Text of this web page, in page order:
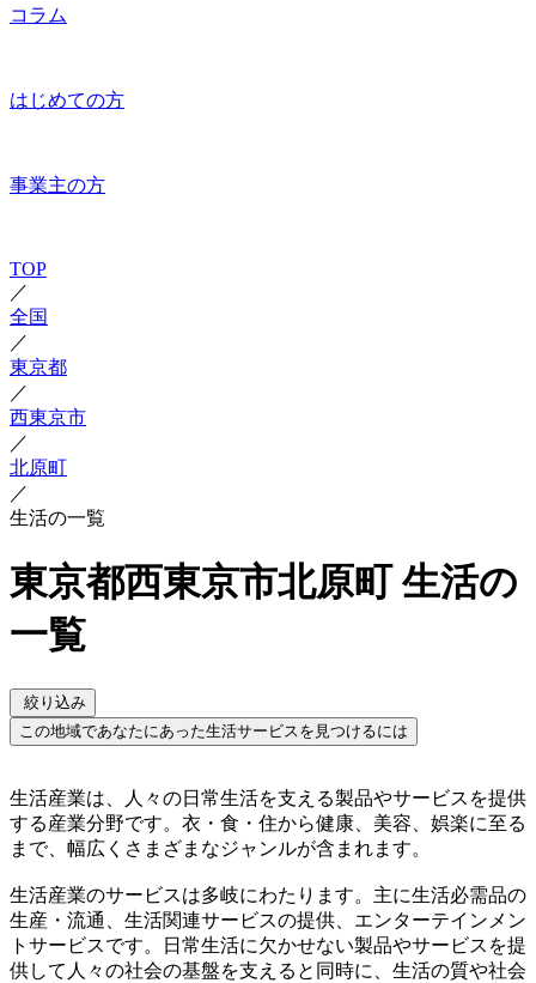
コラム
はじめての方
事業主の方
TOP
／
全国
／
東京都
／
西東京市
／
北原町
／
生活の一覧
東京都西東京市北原町 生活の
一覧
絞り込み
この地域であなたにあった生活サービスを見つけるには
生活産業は、人々の日常生活を支える製品やサービスを提供
する産業分野です。衣・食・住から健康、美容、娯楽に至る
まで、幅広くさまざまなジャンルが含まれます。
生活産業のサービスは多岐にわたります。主に生活必需品の
生産・流通、生活関連サービスの提供、エンターテインメン
トサービスです。日常生活に欠かせない製品やサービスを提
供して人々の社会の基盤を支えると同時に、生活の質や社会